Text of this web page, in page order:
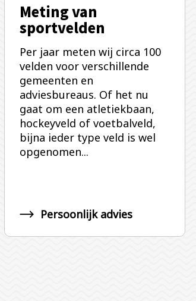
Meting van
sportvelden
Per jaar meten wij circa 100
velden voor verschillende
gemeenten en
adviesbureaus. Of het nu
gaat om een atletiekbaan,
hockeyveld of voetbalveld,
bijna ieder type veld is wel
opgenomen...
Persoonlijk advies